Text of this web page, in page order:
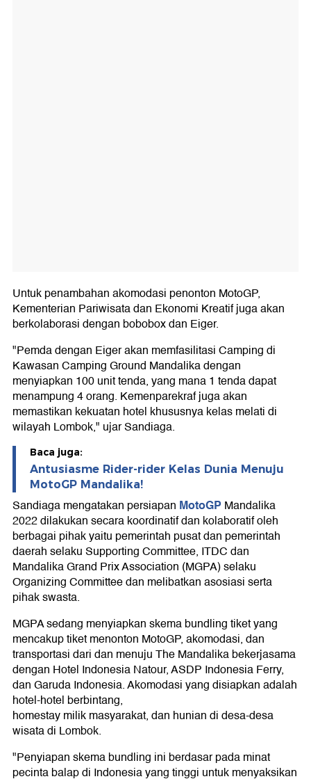
Untuk penambahan akomodasi penonton MotoGP,
Kementerian Pariwisata dan Ekonomi Kreatif juga akan
berkolaborasi dengan bobobox dan Eiger.
"Pemda dengan Eiger akan memfasilitasi Camping di
Kawasan Camping Ground Mandalika dengan
menyiapkan 100 unit tenda, yang mana 1 tenda dapat
menampung 4 orang. Kemenparekraf juga akan
memastikan kekuatan hotel khususnya kelas melati di
wilayah Lombok," ujar Sandiaga.
Baca juga:
Antusiasme Rider-rider Kelas Dunia Menuju
MotoGP Mandalika!
Sandiaga mengatakan persiapan MotoGP Mandalika
2022 dilakukan secara koordinatif dan kolaboratif oleh
berbagai pihak yaitu pemerintah pusat dan pemerintah
daerah selaku Supporting Committee, ITDC dan
Mandalika Grand Prix Association (MGPA) selaku
Organizing Committee dan melibatkan asosiasi serta
pihak swasta.
MGPA sedang menyiapkan skema bundling tiket yang
mencakup tiket menonton MotoGP, akomodasi, dan
transportasi dari dan menuju The Mandalika bekerjasama
dengan Hotel Indonesia Natour, ASDP Indonesia Ferry,
dan Garuda Indonesia. Akomodasi yang disiapkan adalah
hotel-hotel berbintang,
homestay milik masyarakat, dan hunian di desa-desa
wisata di Lombok.
"Penyiapan skema bundling ini berdasar pada minat
pecinta balap di Indonesia yang tinggi untuk menyaksikan